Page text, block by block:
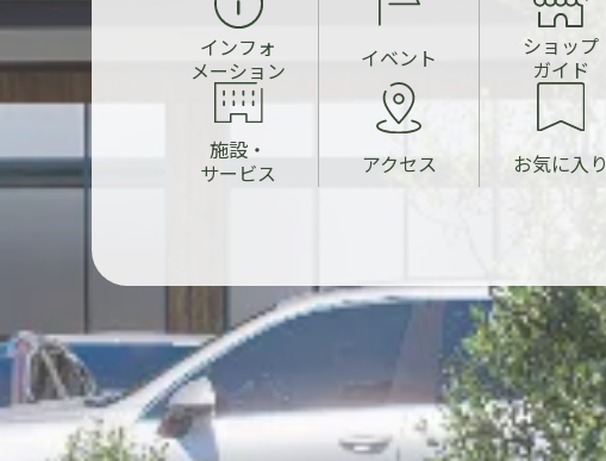
インフォ
メーション
イベント
ショップ
ガイド
施設・
サービス
アクセス お気に入り